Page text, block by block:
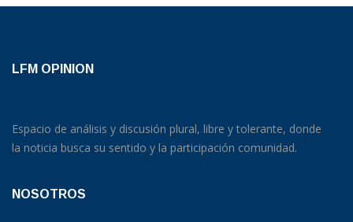
LFM OPINION
Espacio de análisis y discusión plural, libre y tolerante, donde
la noticia busca su sentido y la participación comunidad.
NOSOTROS